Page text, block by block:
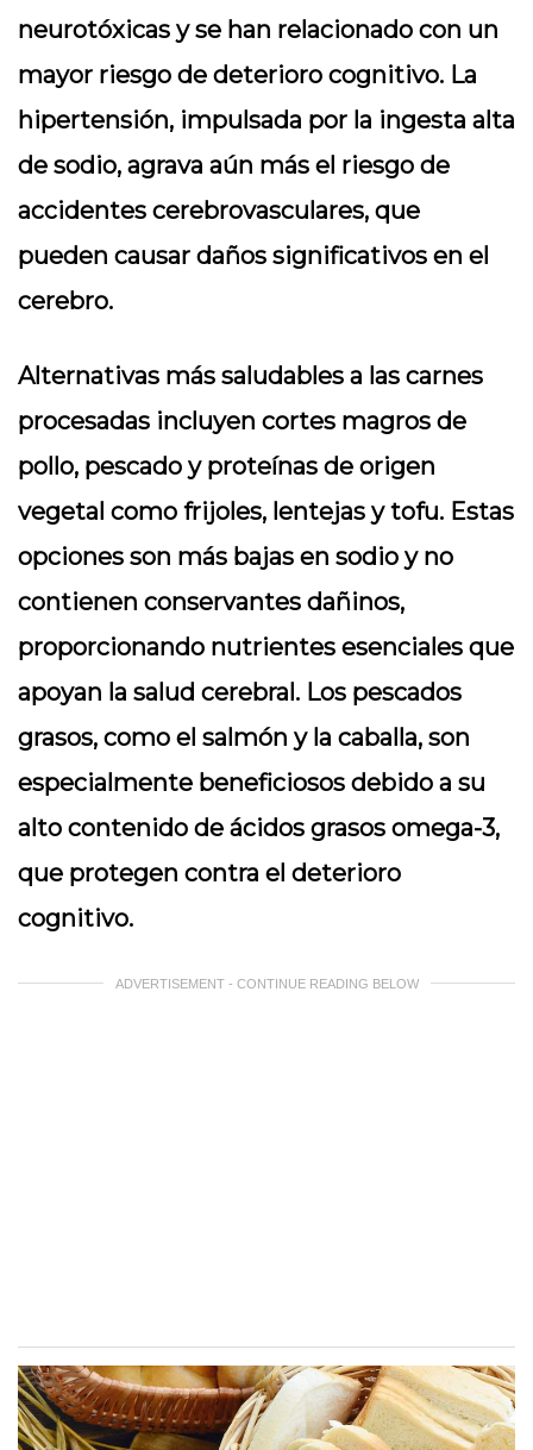
neurotóxicas y se han relacionado con un
mayor riesgo de deterioro cognitivo. La
hipertensión, impulsada por la ingesta alta
de sodio, agrava aún más el riesgo de
accidentes cerebrovasculares, que
pueden causar daños significativos en el
cerebro.
Alternativas más saludables a las carnes
procesadas incluyen cortes magros de
pollo, pescado y proteínas de origen
vegetal como frijoles, lentejas y tofu. Estas
opciones son más bajas en sodio y no
contienen conservantes dañinos,
proporcionando nutrientes esenciales que
apoyan la salud cerebral. Los pescados
grasos, como el salmón y la caballa, son
especialmente beneficiosos debido a su
alto contenido de ácidos grasos omega-3,
que protegen contra el deterioro
cognitivo.
ADVERTISEMENT - CONTINUE READING BELOW